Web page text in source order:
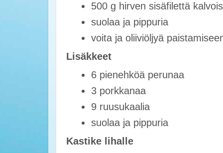
500 g hirven sisäfilettä
suolaa ja pippuria
voita ja oliiviöljyä
Lisäkkeet
6 pienehköä perunaa
3 porkkanaa
9 ruusukaalia
suolaa ja pippuria
Kastike lihalle